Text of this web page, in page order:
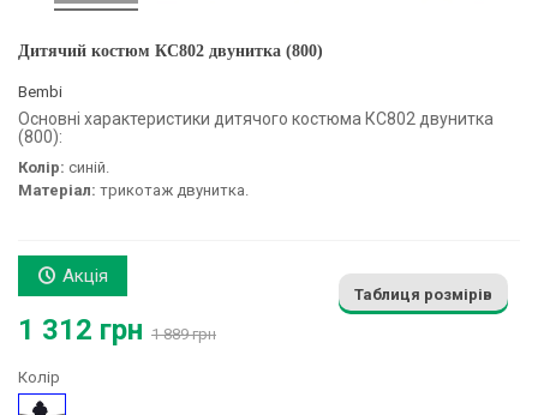
Дитячий костюм КС802 двунитка (800)
Bembi
Основні характеристики дитячого костюма КС802 двунитка
(800):
Колір: синій.
Матеріал: трикотаж двунитка.
Акція
1 312 грн 1 889 грн
Таблиця розмірів
Колір
Синій